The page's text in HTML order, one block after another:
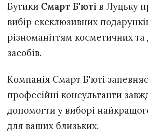
Бутики Смарт Б'юті в Луцьку
вибір ексклюзивних
різноманіттям косметичних
засобів.
Компанія Смарт Б'юті
професійні консультанти
допомогти у виборі
для ваших близьких.